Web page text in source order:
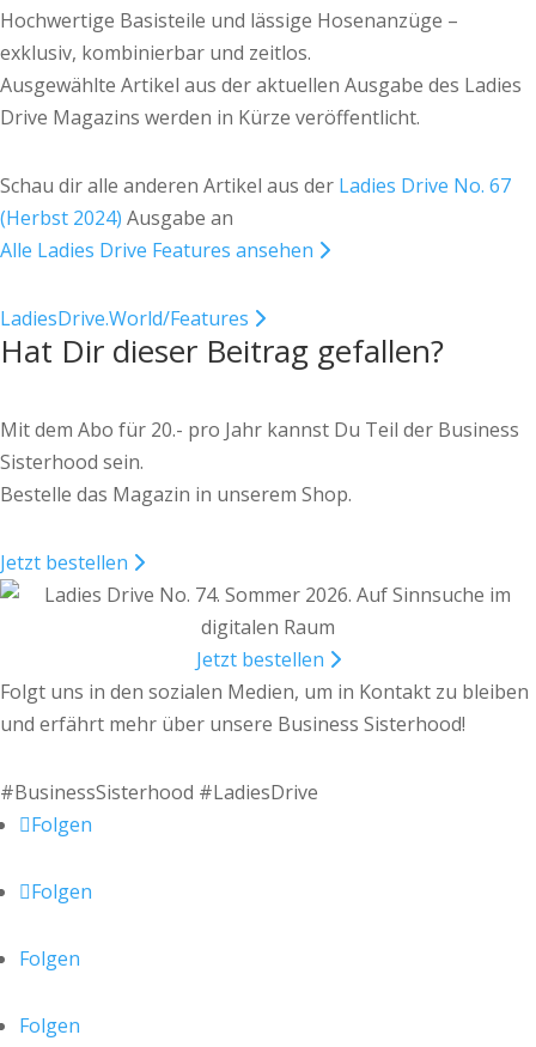
Hochwertige Basisteile und lässige Hosenanzüge –
exklusiv, kombinierbar und zeitlos.
Ausgewählte Artikel aus der aktuellen Ausgabe des Ladies
Drive Magazins werden in Kürze veröffentlicht.
Schau dir alle anderen Artikel aus der Ladies Drive No. 67
(Herbst 2024) Ausgabe an
Alle Ladies Drive Features ansehen
LadiesDrive.World/Features
Hat Dir dieser Beitrag gefallen?
Mit dem Abo für 20.- pro Jahr kannst Du Teil der Business
Sisterhood sein.
Bestelle das Magazin in unserem Shop.
Jetzt bestellen
Jetzt bestellen
Folgt uns in den sozialen Medien, um in Kontakt zu bleiben
und erfährt mehr über unsere Business Sisterhood!
#BusinessSisterhood #LadiesDrive
Folgen
Folgen
Folgen
Folgen